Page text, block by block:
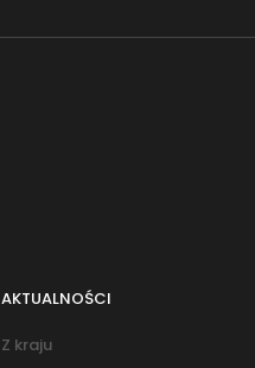
AKTUALNOŚCI
Z kraju